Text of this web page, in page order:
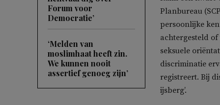
Forum voor
Democratie’
‘Melden van
moslimhaat heeft zin.
We kunnen nooit
assertief genoeg zijn’
Planbureau
persoonlijke
achtergesteld
seksuele
discriminatie
registreert. Bij
ijsberg’.